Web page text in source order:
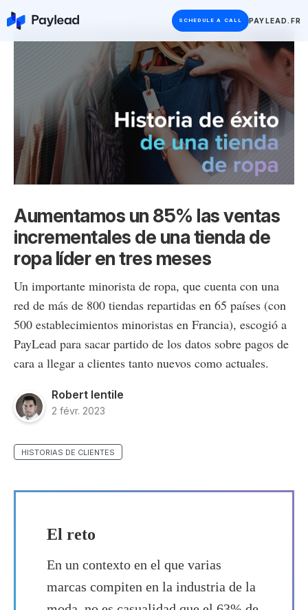
SCHEDULE A CALL PAYLEAD.FR
Aumentamos un 85% las ventas
incrementales de una tienda de
ropa líder en tres meses
Un importante minorista de ropa, que cuenta con una
red de más de 800 tiendas repartidas en 65 países (con
500 establecimientos minoristas en Francia), escogió a
PayLead para sacar partido de los datos sobre pagos de
cara a llegar a clientes tanto nuevos como actuales.
Robert Ientile
2 févr. 2023
HISTORIAS DE CLIENTES
El reto
En un contexto en el que varias
marcas compiten en la industria de la